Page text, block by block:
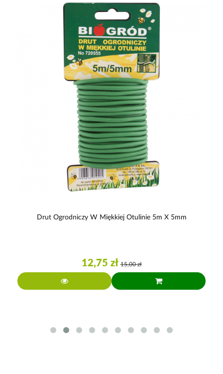
Drut Ogrodniczy W Miękkiej Otulinie 5m X 5mm
12,75 zł 15,00 zł